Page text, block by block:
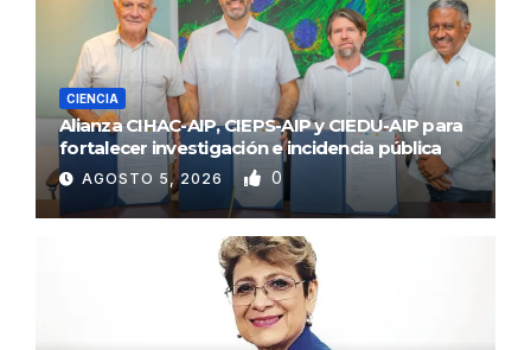
CIENCIA
Alianza CIHAC-AIP, CIEPS-AIP y CIEDU-AIP para
fortalecer investigación e incidencia pública
AGOSTO 5, 2026 0